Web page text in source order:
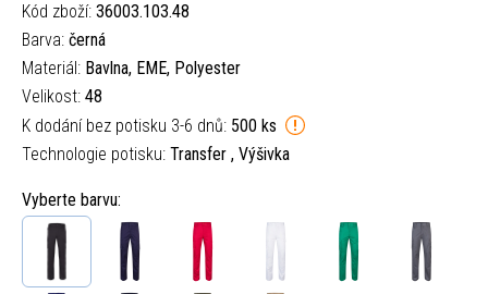
Kód zboží: 36003.103.48
Barva: černá
Materiál: Bavlna, EME, Polyester
Velikost: 48
K dodání bez potisku 3-6 dnů: 500 ks
Technologie potisku: Transfer , Výšivka
Vyberte barvu: